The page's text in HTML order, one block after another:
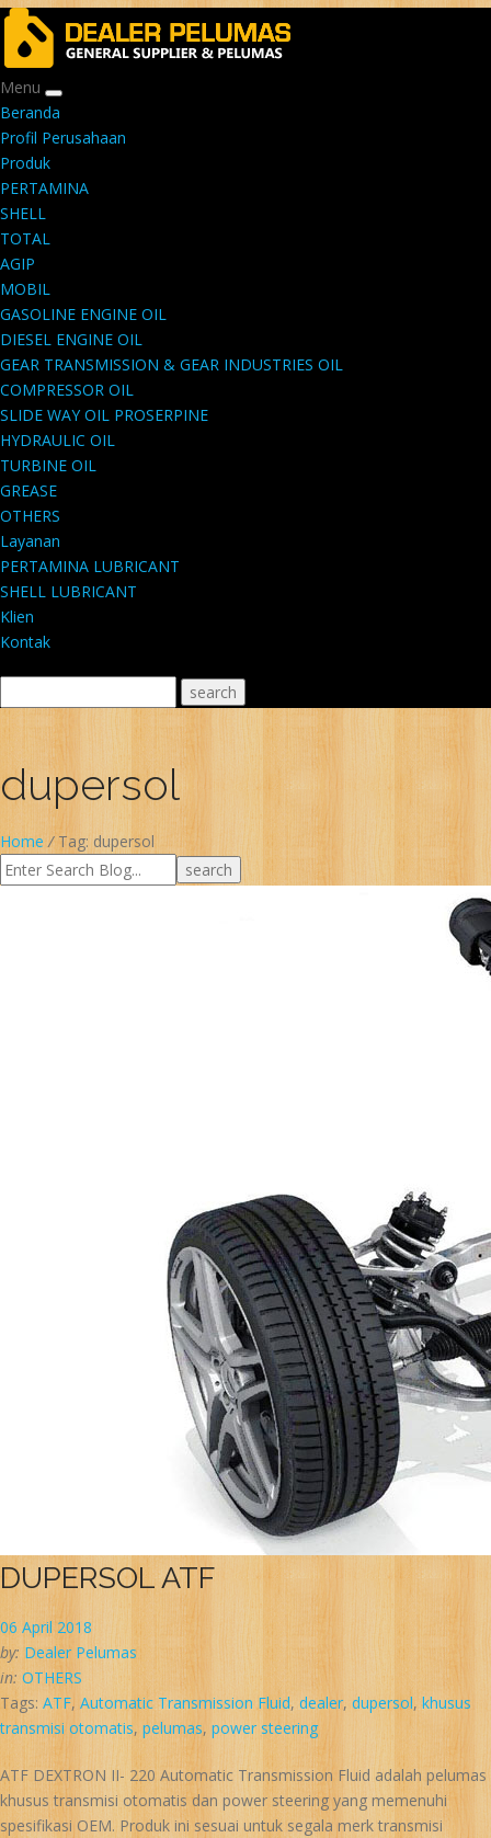
Menu
Beranda
Profil Perusahaan
Produk
PERTAMINA
SHELL
TOTAL
AGIP
MOBIL
GASOLINE ENGINE OIL
DIESEL ENGINE OIL
GEAR TRANSMISSION & GEAR INDUSTRIES OIL
COMPRESSOR OIL
SLIDE WAY OIL PROSERPINE
HYDRAULIC OIL
TURBINE OIL
GREASE
OTHERS
Layanan
PERTAMINA LUBRICANT
SHELL LUBRICANT
Klien
Kontak
dupersol
Home / Tag: dupersol
DUPERSOL ATF
06 April 2018
by: Dealer Pelumas
in: OTHERS
Tags: ATF, Automatic Transmission Fluid, dealer, dupersol, khusus
transmisi otomatis, pelumas, power steering
ATF DEXTRON II- 220 Automatic Transmission Fluid adalah pelumas
khusus transmisi otomatis dan power steering yang memenuhi
spesifikasi OEM. Produk ini sesuai untuk segala merk transmisi